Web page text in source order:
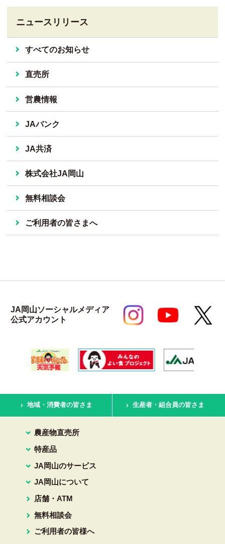
ニュースリリース
すべてのお知らせ
直売所
営農情報
JAバンク
JA共済
株式会社JA岡山
無料相談会
ご利用者の皆さまへ
JA岡山ソーシャルメディア
公式アカウント
地域・消費者の皆さま 生産者・組合員の皆さま
農産物直売所
特産品
JA岡山のサービス
JA岡山について
店舗・ATM
無料相談会
ご利用者の皆様へ